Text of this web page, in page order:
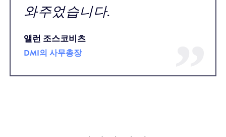
와주었습니다.
앨런 조스코비츠
DMI의 사무총장